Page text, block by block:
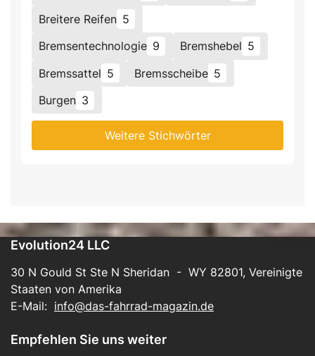
Breitere Reifen 5
Bremsentechnologie 9 Bremshebel 5
Bremssattel 5 Bremsscheibe 5
Burgen 3
Weitere Stichwörter
Evolution24 LLC
30 N Gould St Ste N Sheridan - WY 82801, Vereinigte
Staaten von Amerika
E-Mail: info@das-fahrrad-magazin.de
Empfehlen Sie uns weiter